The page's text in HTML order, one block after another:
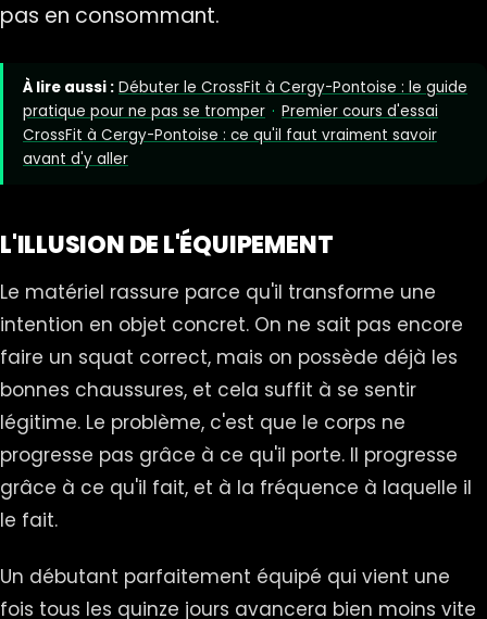
pas en consommant.
À lire aussi : Débuter le CrossFit à Cergy-Pontoise : le guide
pratique pour ne pas se tromper · Premier cours d'essai
CrossFit à Cergy-Pontoise : ce qu'il faut vraiment savoir
avant d'y aller
L'ILLUSION DE L'ÉQUIPEMENT
Le matériel rassure parce qu'il transforme une
intention en objet concret. On ne sait pas encore
faire un squat correct, mais on possède déjà les
bonnes chaussures, et cela suffit à se sentir
légitime. Le problème, c'est que le corps ne
progresse pas grâce à ce qu'il porte. Il progresse
grâce à ce qu'il fait, et à la fréquence à laquelle il
le fait.
Un débutant parfaitement équipé qui vient une
fois tous les quinze jours avancera bien moins vite